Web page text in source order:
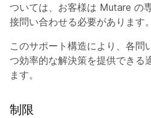
ついては、お客様は Mutare の
接問い合わせる必要があります。
このサポート構造により、各問
つ効率的な解決策を提供できる
ます。
制限